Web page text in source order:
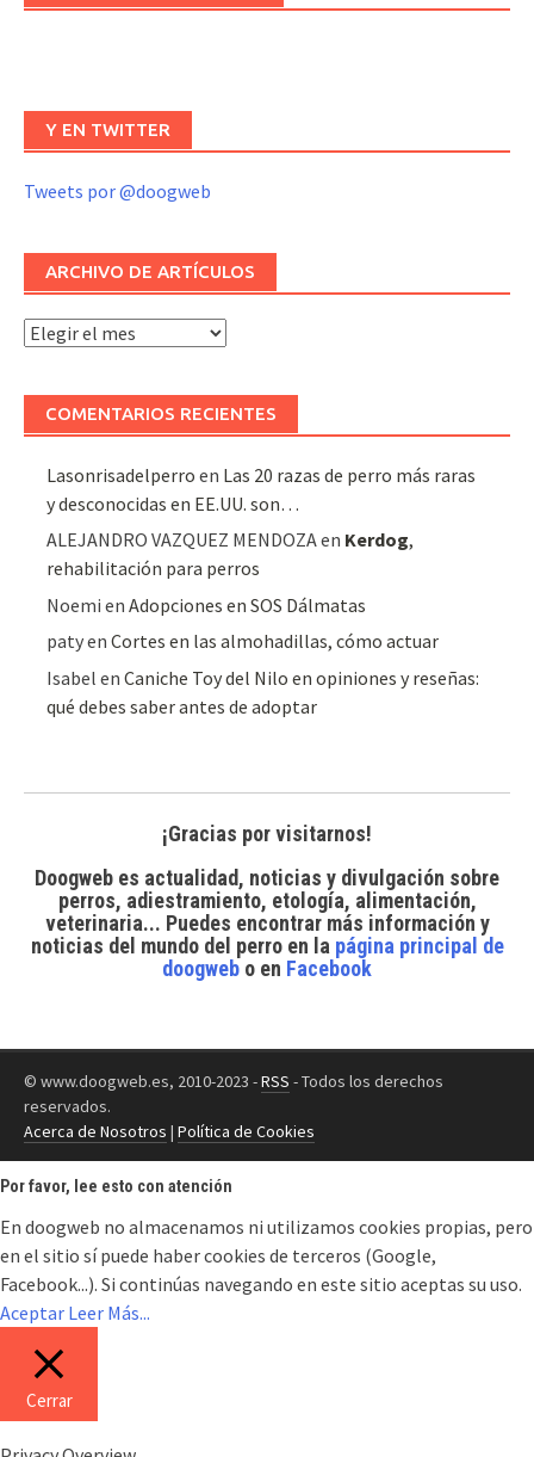
Y EN TWITTER
Tweets por @doogweb
ARCHIVO DE ARTÍCULOS
Archivo
artículos
COMENTARIOS RECIENTES
Lasonrisadelperro en Las 20 razas de perro más raras
y desconocidas en EE.UU. son…
ALEJANDRO VAZQUEZ MENDOZAen Kerdog,
rehabilitación para perros
Noemi enAdopciones en SOS Dálmatas
patyenCortes en las almohadillas, cómo actuar
Isabel enCaniche Toy del Nilo en opiniones y reseñas:
qué debes saber antes de adoptar
¡Gracias por visitarnos!
Doogweb es actualidad, noticias y divulgación sobre
perros, adiestramiento, etología, alimentación,
veterinaria... Puedes encontrar más información y
noticias del mundo del perroen la página principal de
doogweb o en Facebook
© www.doogweb.es, 2010-2023 -RSS - Todos los derechos
reservados.
Acerca de Nosotros | Política de Cookies
Por favor, lee esto con atención
En doogweb no almacenamos ni utilizamos cookies propias, pero
en el sitio sí puede haber cookies de terceros (Google,
Facebook...). Si continúas navegando en este sitio aceptas su uso.
Aceptar Leer Más...
Cerrar